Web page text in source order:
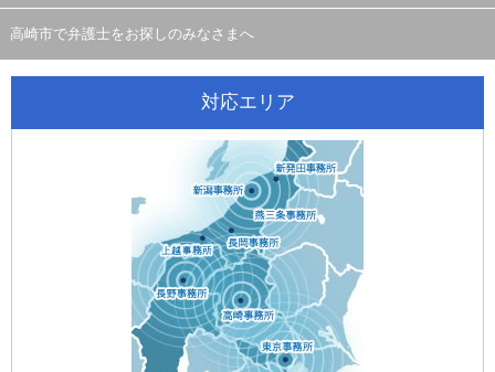
高崎市で弁護士をお探しのみなさまへ
対応エリア